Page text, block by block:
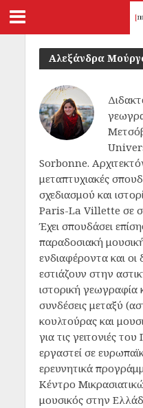
Αλεξάνδρα
Sorbonne.
μεταπτυχιακές
σχεδιασμού και
Paris-La Villette σε
Έχει σπουδάσει
παραδοσιακή
ενδιαφέροντα και οι
εστιάζουν στην
ιστορική γεωγραφία
συνδέσεις μεταξύ
κουλτούρας και
για τις γειτονιές
εργαστεί σε
ερευνητικά
Κέντρο
μουσικός στην